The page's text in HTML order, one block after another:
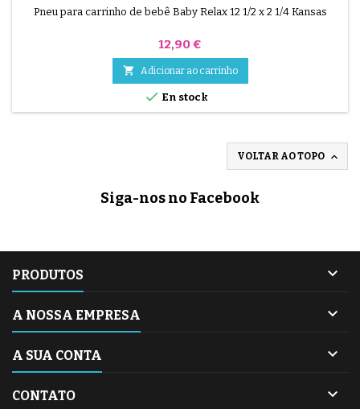
Pneu para carrinho de bebê Baby Relax 12 1/2 x 2 1/4 Kansas
Preço
12,90 €
 Adicionar ao carrinho
 En stock
VOLTAR AO TOPO 
Siga-nos no Facebook
PRODUTOS 
A NOSSA EMPRESA 
A SUA CONTA 
CONTATO 